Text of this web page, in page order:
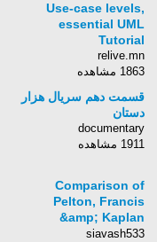
Use-case levels,
essential UML
Tutorial
relive.mn
1863 مشاهده
قسمت دهم سریال هزار
دستان
documentary
1911 مشاهده
Comparison of
Pelton, Francis
&amp; Kaplan
Turbine
siavash533